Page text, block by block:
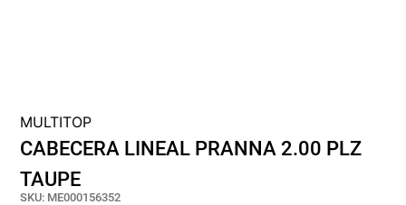
MULTITOP
CABECERA LINEAL PRANNA 2.00 PLZ
TAUPE
SKU: ME000156352